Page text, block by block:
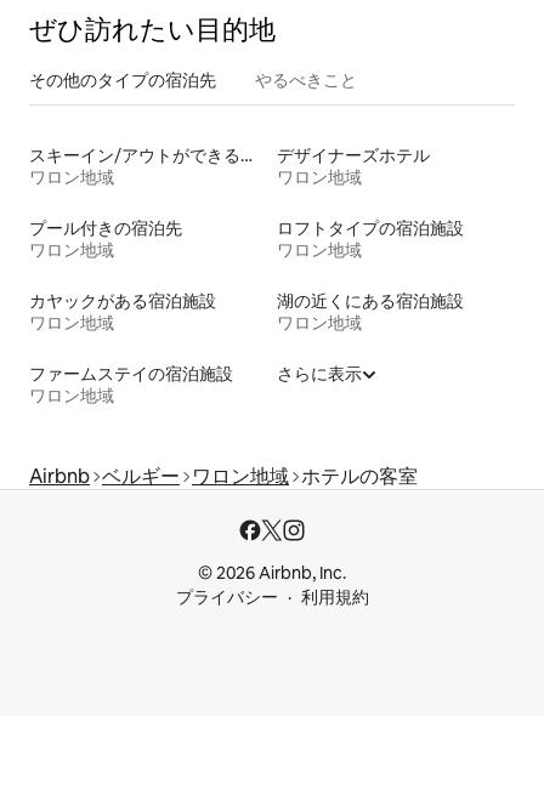
ぜひ訪⁠れ⁠た⁠い目⁠的⁠地
その他のタ⁠イ⁠プ⁠の宿⁠泊⁠先 やるべきこと
スキーイン/アウトができる宿泊先
ワロン地域
デザイナーズホテル
ワロン地域
プール付きの宿泊先
ワロン地域
ロフトタイプの宿泊施設
ワロン地域
カヤックがある宿泊施設
ワロン地域
湖の近くにある宿泊施設
ワロン地域
ファームステイの宿泊施設
ワロン地域
さらに表示
Airbnb ベルギー ワロン地域 ホテルの客室
© 2026 Airbnb, Inc.
プライバシー
利用規約